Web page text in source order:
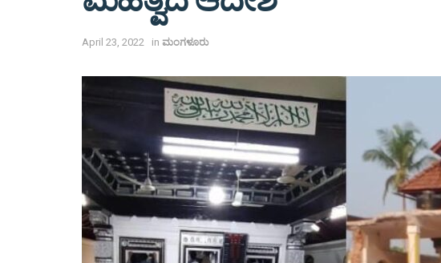
April 23, 2022 in ಮಂಗಳೂರು